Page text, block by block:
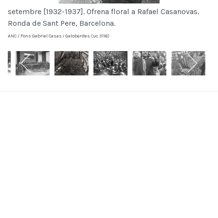
setembre [1932-1937]. Ofrena floral a Rafael Casanovas.
Ronda de Sant Pere, Barcelona.
ANC / Fons Gabriel Casas i Galobardes (uc 3116)